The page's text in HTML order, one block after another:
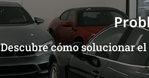
Descubre cómo solucionar